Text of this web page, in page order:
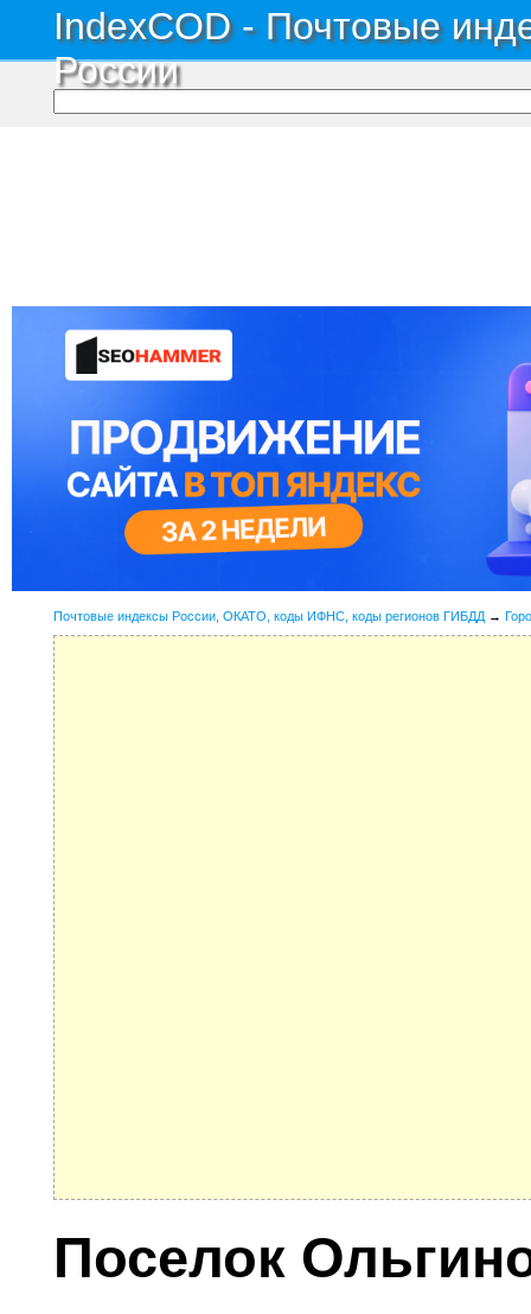
IndexCOD - Почтовые
России
Почтовые индексы России, ОКАТО, коды ИФНС, коды регионов ГИБДД →
Поселок